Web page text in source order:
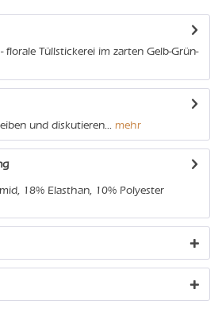
florale Tüllstickerei im zarten Gelb-Grün-
und diskutieren... mehr
18% Elasthan, 10% Polyester